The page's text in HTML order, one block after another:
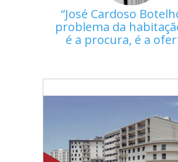
José Cardoso
problema da
é a procura, é a